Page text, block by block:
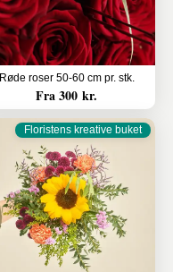
Røde roser 50-60 cm pr. stk.
Fra 300 kr.
Floristens kreative buket